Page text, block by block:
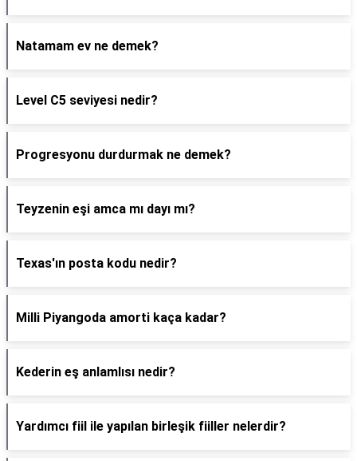
Natamam ev ne demek?
Level C5 seviyesi nedir?
Progresyonu durdurmak ne demek?
Teyzenin eşi amca mı dayı mı?
Texas'ın posta kodu nedir?
Milli Piyangoda amorti kaça kadar?
Kederin eş anlamlısı nedir?
Yardımcı fiil ile yapılan birleşik fiiller nelerdir?